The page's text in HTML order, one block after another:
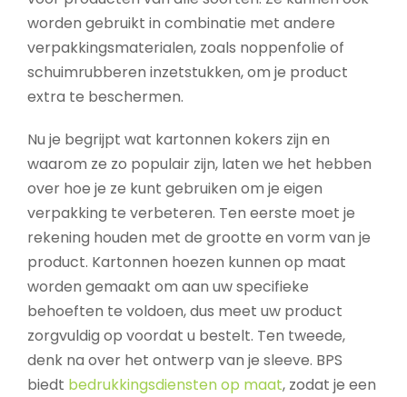
worden gebruikt in combinatie met andere
verpakkingsmaterialen, zoals noppenfolie of
schuimrubberen inzetstukken, om je product
extra te beschermen.
Nu je begrijpt wat kartonnen kokers zijn en
waarom ze zo populair zijn, laten we het hebben
over hoe je ze kunt gebruiken om je eigen
verpakking te verbeteren. Ten eerste moet je
rekening houden met de grootte en vorm van je
product. Kartonnen hoezen kunnen op maat
worden gemaakt om aan uw specifieke
behoeften te voldoen, dus meet uw product
zorgvuldig op voordat u bestelt. Ten tweede,
denk na over het ontwerp van je sleeve. BPS
biedt bedrukkingsdiensten op maat, zodat je een